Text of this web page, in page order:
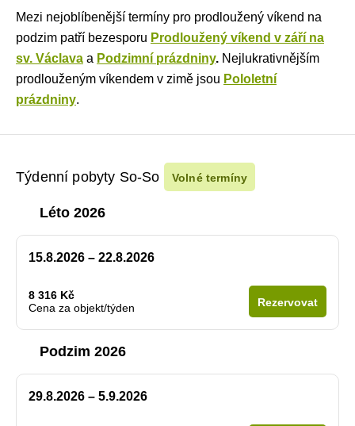
Mezi nejoblíbenější termíny pro prodloužený víkend na
podzim patří bezesporu Prodloužený víkend v září na
sv. Václava a Podzimní prázdniny. Nejlukrativnějším
prodlouženým víkendem v zimě jsou Pololetní
prázdniny.
Týdenní pobyty So-So Volné termíny
Léto 2026
15.8.2026 – 22.8.2026
8 316 Kč
Cena za objekt/týden
Rezervovat
Podzim 2026
29.8.2026 – 5.9.2026